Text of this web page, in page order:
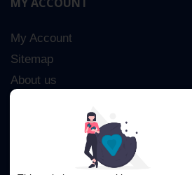
My Account
Sitemap
About us